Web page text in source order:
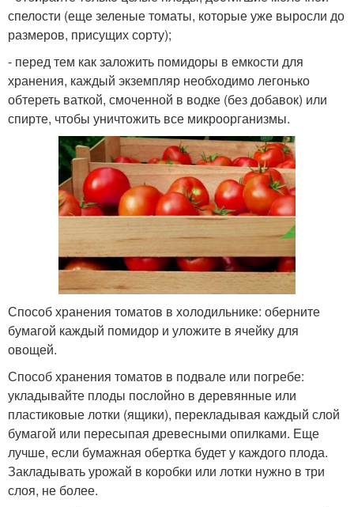
спелости (еще зеленые томаты, которые уже выросли до
размеров, присущих сорту);
- перед тем как заложить помидоры в емкости для
хранения, каждый экземпляр необходимо легонько
обтереть ваткой, смоченной в водке (без добавок) или
спирте, чтобы уничтожить все микроорганизмы.
Способ хранения томатов в холодильнике: оберните
бумагой каждый помидор и уложите в ячейку для
овощей.
Способ хранения томатов в подвале или погребе:
укладывайте плоды послойно в деревянные или
пластиковые лотки (ящики), перекладывая каждый слой
бумагой или пересыпая древесными опилками. Еще
лучше, если бумажная обертка будет у каждого плода.
Закладывать урожай в коробки или лотки нужно в три
слоя, не более.